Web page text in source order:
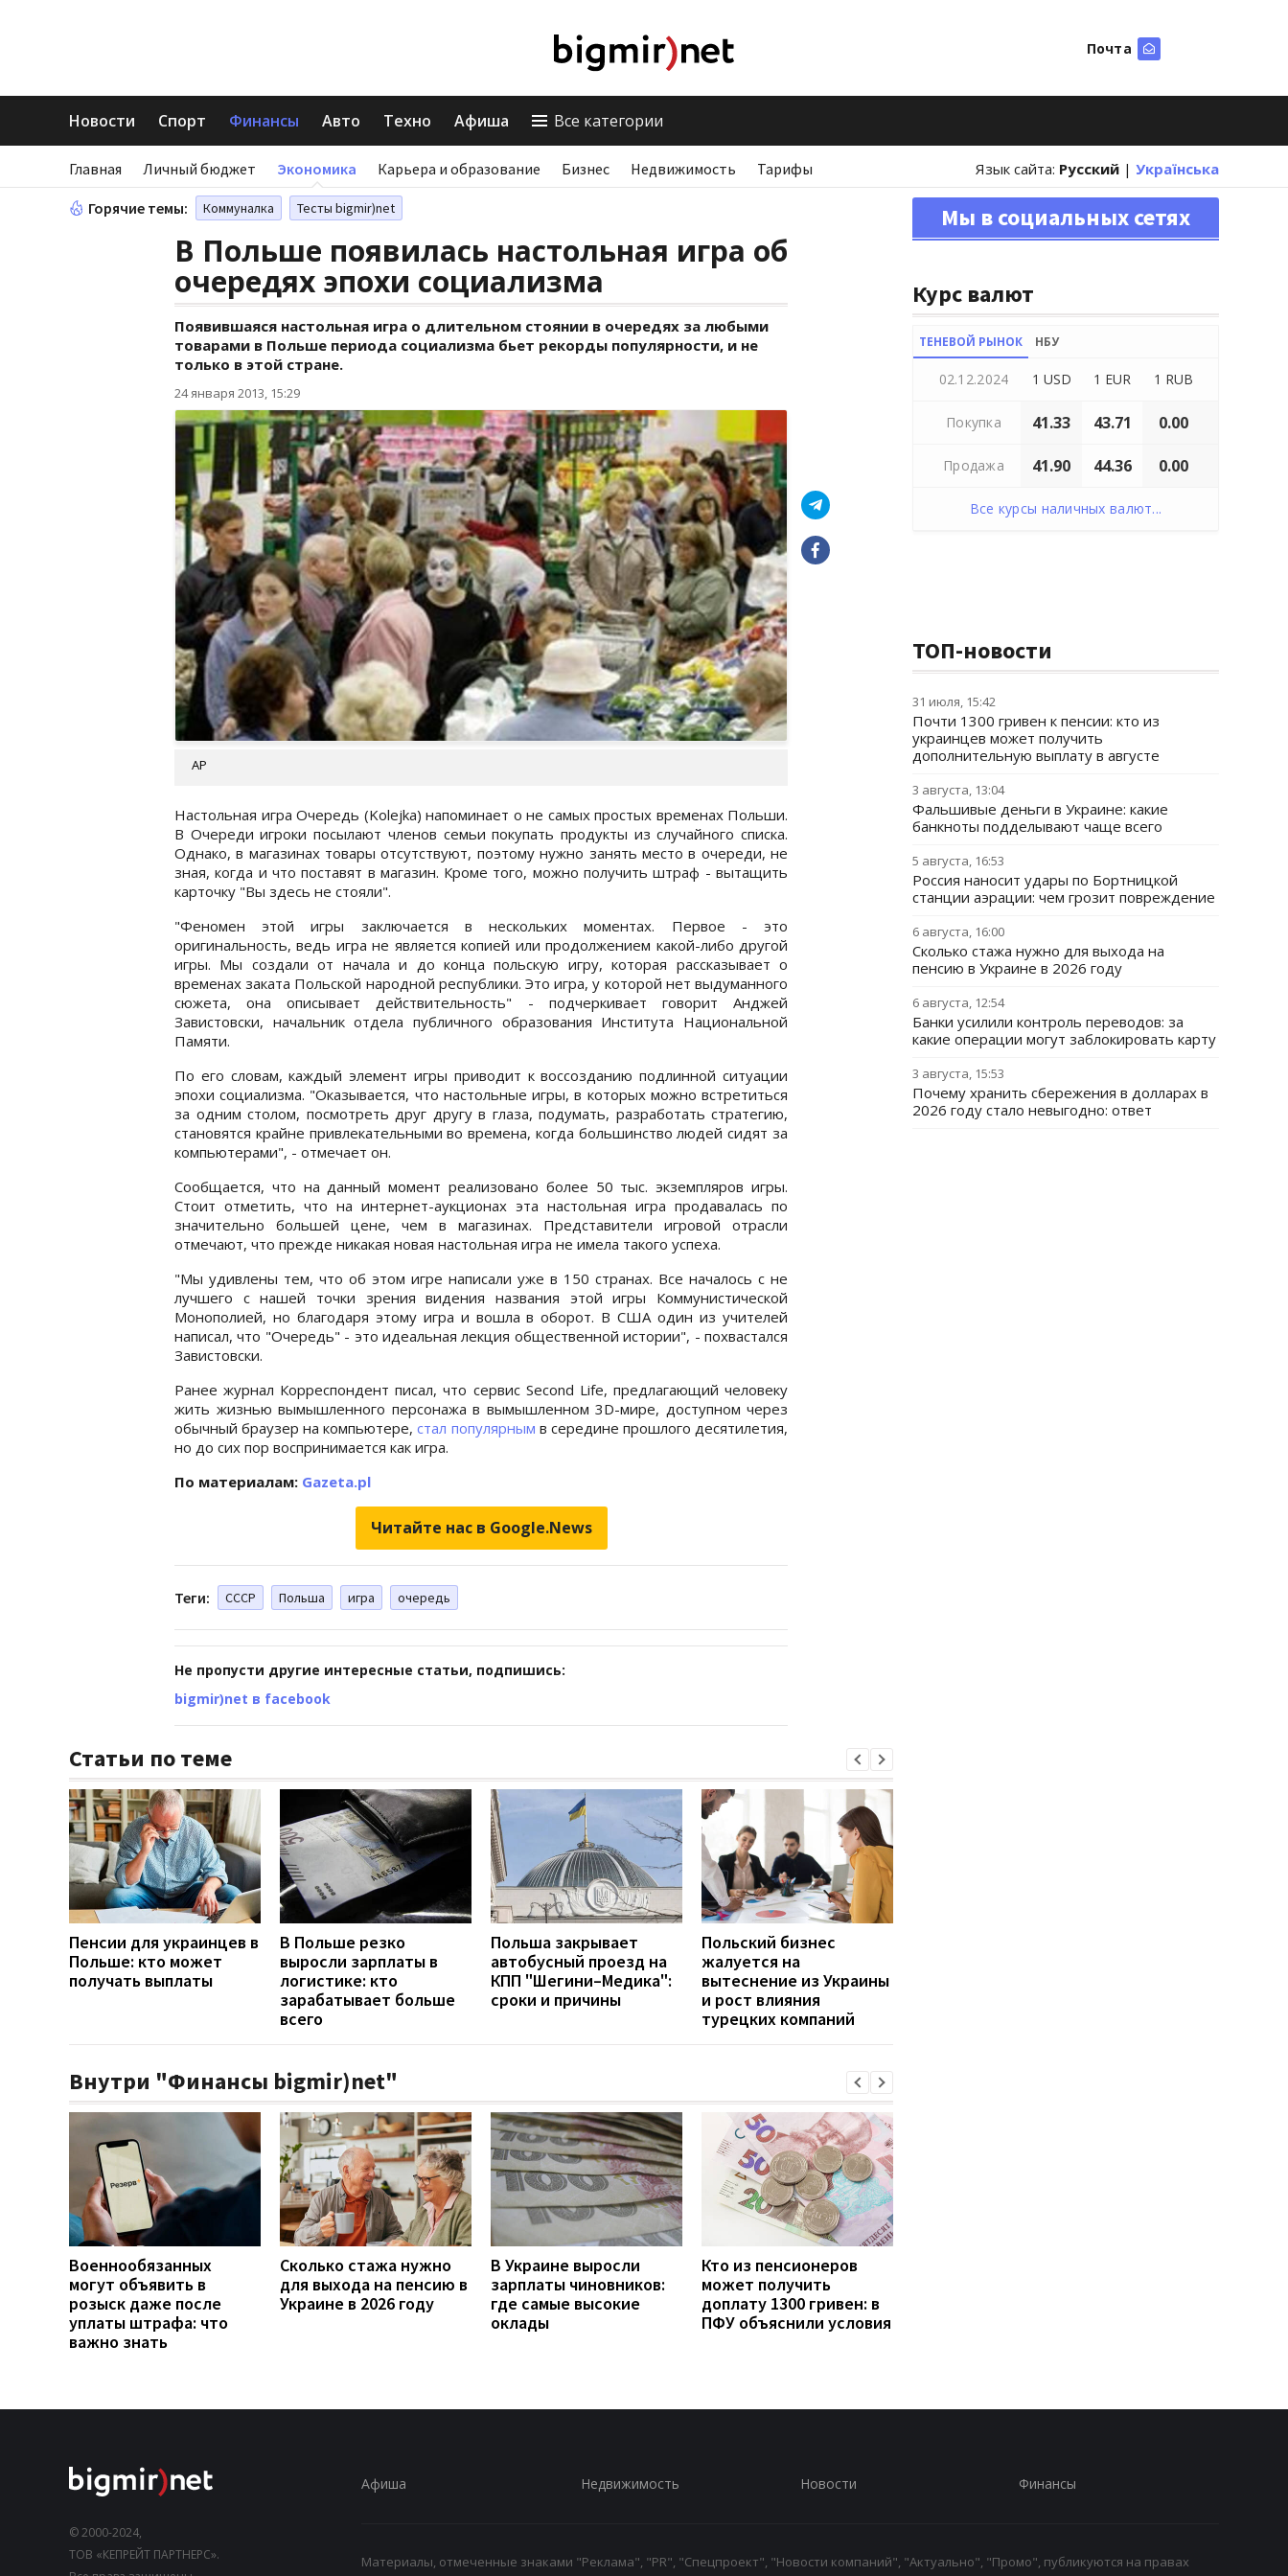
Почта
Новости Спорт Финансы Авто Техно Афиша Все категории
Главная Личный бюджет Экономика Карьера и образование Бизнес Недвижимость Тарифы Язык сайта: Русский | Українська
Горячие темы: Коммуналка Тесты bigmir)net
В Польше появилась настольная игра об
очередях эпохи социализма
Появившаяся настольная игра о длительном стоянии в очередях за любыми
товарами в Польше периода социализма бьет рекорды популярности, и не
только в этой стране.
24 января 2013, 15:29
АР
Настольная игра Очередь (Kolejka) напоминает о не самых простых временах Польши.
В Очереди игроки посылают членов семьи покупать продукты из случайного списка.
Однако, в магазинах товары отсутствуют, поэтому нужно занять место в очереди, не
зная, когда и что поставят в магазин. Кроме того, можно получить штраф - вытащить
карточку "Вы здесь не стояли".
"Феномен этой игры заключается в нескольких моментах. Первое - это
оригинальность, ведь игра не является копией или продолжением какой-либо другой
игры. Мы создали от начала и до конца польскую игру, которая рассказывает о
временах заката Польской народной республики. Это игра, у которой нет выдуманного
сюжета, она описывает действительность" - подчеркивает говорит Анджей
Завистовски, начальник отдела публичного образования Института Национальной
Памяти.
По его словам, каждый элемент игры приводит к воссозданию подлинной ситуации
эпохи социализма. "Оказывается, что настольные игры, в которых можно встретиться
за одним столом, посмотреть друг другу в глаза, подумать, разработать стратегию,
становятся крайне привлекательными во времена, когда большинство людей сидят за
компьютерами", - отмечает он.
Сообщается, что на данный момент реализовано более 50 тыс. экземпляров игры.
Стоит отметить, что на интернет-аукционах эта настольная игра продавалась по
значительно большей цене, чем в магазинах. Представители игровой отрасли
отмечают, что прежде никакая новая настольная игра не имела такого успеха.
"Мы удивлены тем, что об этом игре написали уже в 150 странах. Все началось с не
лучшего с нашей точки зрения видения названия этой игры Коммунистической
Монополией, но благодаря этому игра и вошла в оборот. В США один из учителей
написал, что "Очередь" - это идеальная лекция общественной истории", - похвастался
Завистовски.
Ранее журнал Корреспондент писал, что сервис Second Lifе, предлагающий человеку
жить жизнью вымышленного персонажа в вымышленном 3D-мире, доступном через
обычный браузер на компьютере,стал популярным в середине прошлого десятилетия,
но до сих пор воспринимается как игра.
По материалам: Gazeta.pl
Читайте нас в Google.News
Теги: СССР Польша игра очередь
Не пропусти другие интересные статьи, подпишись:
bigmir)net в facebook
Статьи по теме
Пенсии для украинцев в
Польше: кто может
получать выплаты
В Польше резко
выросли зарплаты в
логистике: кто
зарабатывает больше
всего
Польша закрывает
автобусный проезд на
КПП "Шегини–Медика":
сроки и причины
Польский бизнес
жалуется на
вытеснение из Украины
и рост влияния
турецких компаний
Внутри "Финансы bigmir)net"
Военнообязанных
могут объявить в
розыск даже после
уплаты штрафа: что
важно знать
Сколько стажа нужно
для выхода на пенсию в
Украине в 2026 году
В Украине выросли
зарплаты чиновников:
где самые высокие
оклады
Кто из пенсионеров
может получить
доплату 1300 гривен: в
ПФУ объяснили условия
Мы в социальных сетях
Курс валют
ТЕНЕВОЙ РЫНОК НБУ
02.12.2024 1 USD 1 EUR 1 RUB
Покупка 41.33 43.71 0.00
Продажа 41.90 44.36 0.00
Все курсы наличных валют...
ТОП-новости
31 июля, 15:42
Почти 1300 гривен к пенсии: кто из
украинцев может получить
дополнительную выплату в августе
3 августа, 13:04
Фальшивые деньги в Украине: какие
банкноты подделывают чаще всего
5 августа, 16:53
Россия наносит удары по Бортницкой
станции аэрации: чем грозит повреждение
6 августа, 16:00
Сколько стажа нужно для выхода на
пенсию в Украине в 2026 году
6 августа, 12:54
Банки усилили контроль переводов: за
какие операции могут заблокировать карту
3 августа, 15:53
Почему хранить сбережения в долларах в
2026 году стало невыгодно: ответ
© 2000-2024,
ТОВ «КЕПРЕЙТ ПАРТНЕРС».
Афиша Недвижимость Новости Финансы
Материалы, отмеченные знаками "Реклама", "PR", "Спецпроект", "Новости компаний", "Актуально", "Промо", публикуются на правах